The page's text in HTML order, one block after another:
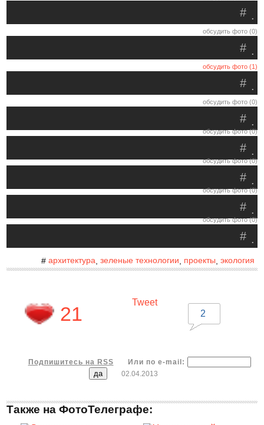
.
#
обсудить фото (0)
.
#
обсудить фото (1)
.
#
обсудить фото (0)
.
#
обсудить фото (0)
.
#
обсудить фото (0)
.
#
обсудить фото (0)
.
#
обсудить фото (0)
.
#
# архитектура, зеленые технологии проекты экология
21
Tweet
2
Подпишитесь на RSS
Или по e-mail:
02.04.2013
Также на ФотоТелеграфе: